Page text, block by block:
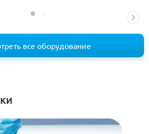
все оборудование